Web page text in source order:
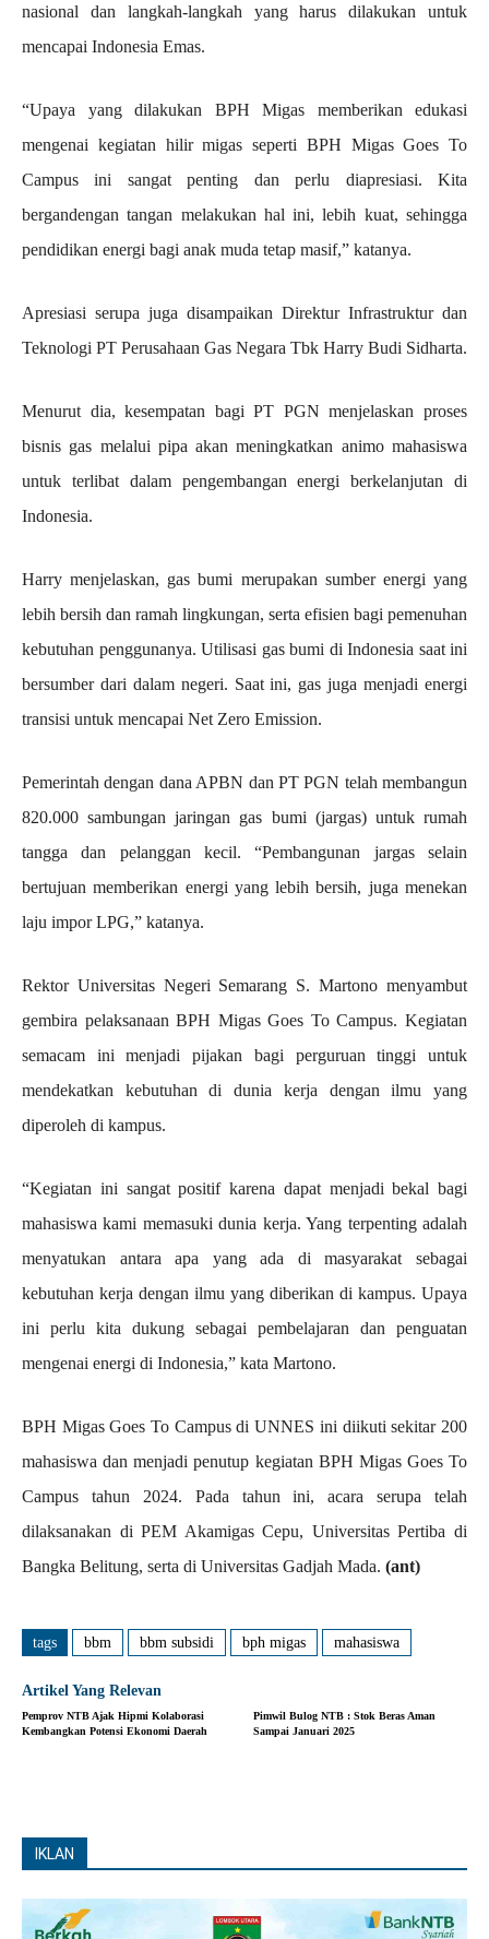
nasional dan langkah-langkah yang harus dilakukan untuk
mencapai Indonesia Emas.
“Upaya yang dilakukan BPH Migas memberikan edukasi
mengenai kegiatan hilir migas seperti BPH Migas Goes To
Campus ini sangat penting dan perlu diapresiasi. Kita
bergandengan tangan melakukan hal ini, lebih kuat, sehingga
pendidikan energi bagi anak muda tetap masif,” katanya.
Apresiasi serupa juga disampaikan Direktur Infrastruktur dan
Teknologi PT Perusahaan Gas Negara Tbk Harry Budi Sidharta.
Menurut dia, kesempatan bagi PT PGN menjelaskan proses
bisnis gas melalui pipa akan meningkatkan animo mahasiswa
untuk terlibat dalam pengembangan energi berkelanjutan di
Indonesia.
Harry menjelaskan, gas bumi merupakan sumber energi yang
lebih bersih dan ramah lingkungan, serta efisien bagi pemenuhan
kebutuhan penggunanya. Utilisasi gas bumi di Indonesia saat ini
bersumber dari dalam negeri. Saat ini, gas juga menjadi energi
transisi untuk mencapai Net Zero Emission.
Pemerintah dengan dana APBN dan PT PGN telah membangun
820.000 sambungan jaringan gas bumi (jargas) untuk rumah
tangga dan pelanggan kecil. “Pembangunan jargas selain
bertujuan memberikan energi yang lebih bersih, juga menekan
laju impor LPG,” katanya.
Rektor Universitas Negeri Semarang S. Martono menyambut
gembira pelaksanaan BPH Migas Goes To Campus. Kegiatan
semacam ini menjadi pijakan bagi perguruan tinggi untuk
mendekatkan kebutuhan di dunia kerja dengan ilmu yang
diperoleh di kampus.
“Kegiatan ini sangat positif karena dapat menjadi bekal bagi
mahasiswa kami memasuki dunia kerja. Yang terpenting adalah
menyatukan antara apa yang ada di masyarakat sebagai
kebutuhan kerja dengan ilmu yang diberikan di kampus. Upaya
ini perlu kita dukung sebagai pembelajaran dan penguatan
mengenai energi di Indonesia,” kata Martono.
BPH Migas Goes To Campus di UNNES ini diikuti sekitar 200
mahasiswa dan menjadi penutup kegiatan BPH Migas Goes To
Campus tahun 2024. Pada tahun ini, acara serupa telah
dilaksanakan di PEM Akamigas Cepu, Universitas Pertiba di
Bangka Belitung, serta di Universitas Gadjah Mada. (ant)
tags bbm bbm subsidi bph migas mahasiswa
Artikel Yang Relevan
Pemprov NTB Ajak Hipmi Kolaborasi
Kembangkan Potensi Ekonomi Daerah
Pimwil Bulog NTB : Stok Beras Aman
Sampai Januari 2025
IKLAN